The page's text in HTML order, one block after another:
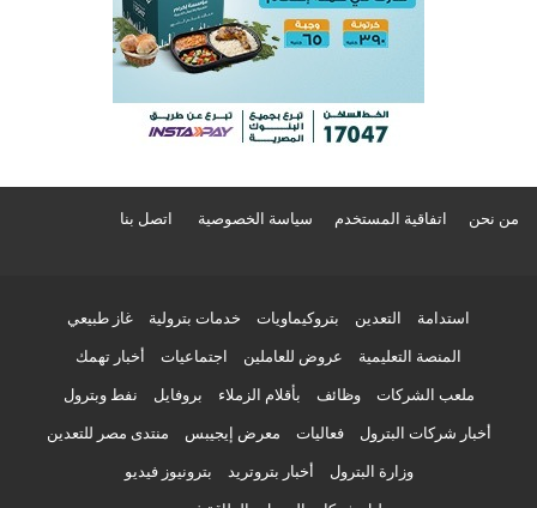
من نحن اتفاقية المستخدم سياسة الخصوصية اتصل بنا
استدامة التعدين بتروكيماويات خدمات بترولية غاز طبيعي
المنصة التعليمية عروض للعاملين اجتماعيات أخبار تهمك
ملعب الشركات وظائف بأقلام الزملاء بروفايل نفط وبترول
أخبار شركات البترول فعاليات معرض إيجيبس منتدى مصر للتعدين
وزارة البترول أخبار بتروتريد بترونيوز فيديو